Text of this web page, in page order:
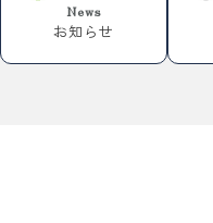
News
お知らせ